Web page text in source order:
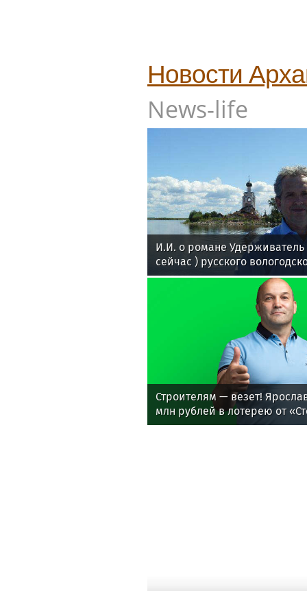
Новости
News-life
И.И. о романе
сейчас ) русского
поэта Андрея Малышева (
Строителям — везет!
млн рублей в лотерею от
переехал к морю